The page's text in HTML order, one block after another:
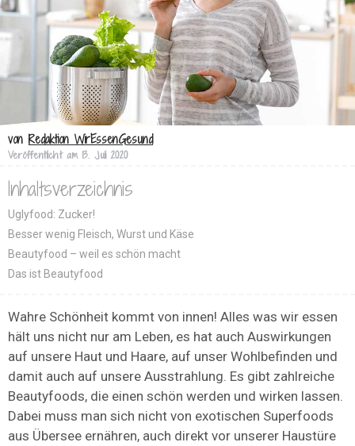
von Redaktion WirEssenGesund
Veröffentlicht am 13. Juli 2020
Inhaltsverzeichnis
Uglyfood: Zucker!
Besser wenig Fleisch, Wurst und Käse
Beautyfood – weil es schön macht
Das ist Beautyfood
Wahre Schönheit kommt von innen! Alles was wir essen
hält uns nicht nur am Leben, es hat auch Auswirkungen
auf unsere Haut und Haare, auf unser Wohlbefinden und
damit auch auf unsere Ausstrahlung. Es gibt zahlreiche
Beautyfoods, die einen schön werden und wirken lassen.
Dabei muss man sich nicht von exotischen Superfoods
aus Übersee ernähren, auch direkt vor unserer Haustüre